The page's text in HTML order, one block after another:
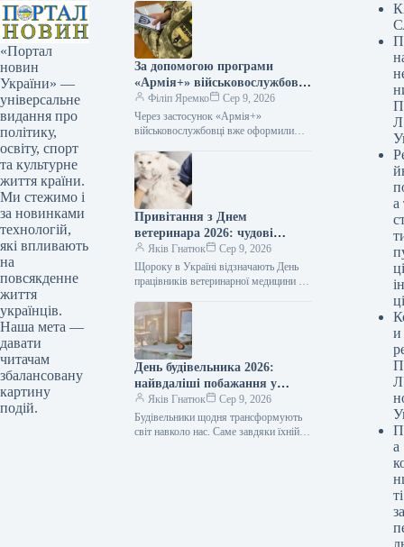
«Портал
новин
України» —
універсальне
видання про
політику,
освіту, спорт
та культурне
життя країни.
Ми стежимо і
за новинками
технологій,
які впливають
на
повсякденне
життя
українців.
Наша мета —
давати
читачам
збалансовану
картину
подій.
За допомогою програми
«Армія+» військовослужбовці
вже оформили приблизно 3
мільйони рапортів.
Філіп Яремко
Сер 9, 2026
Через застосунок «Армія+»
військовослужбовці вже оформили
09.08.2026 04:07 Укрінформ За два
роки функціонування «Армія+»
військовослужбовці направили…
Привітання з Днем
ветеринара 2026: чудові
побажання прозою, віршами
та власними словами
Яків Гнатюк
Сер 9, 2026
Щороку в Україні відзначають День
працівників ветеринарної медицини —
щоденно опікуються здоров’ям
домашніх улюбленців, худоби та навіть
диких тварин.…
День будівельника 2026:
найвдаліші побажання у
прозі, віршах та листівках
для творців майбутнього
Яків Гнатюк
Сер 9, 2026
Будівельники щодня трансформують
світ навколо нас. Саме завдяки їхній
Л
а
ці
и
а